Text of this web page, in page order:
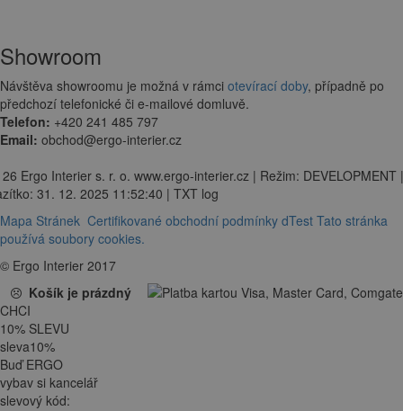
Showroom
Návštěva showroomu je možná v rámci otevírací doby, případně po
předchozí telefonické či e-mailové domluvě.
Telefon: +420 241 485 797
Email: obchod@ergo-interier.cz
Ergo Interier s. r. o. www.ergo-interier.cz | Režim: DEVELOPMENT |
31. 12. 2025 11:52:40 | TXT log
Mapa Stránek Certifikované obchodní podmínky dTest Tato stránka
používá soubory cookies.
© Ergo Interier 2017
Košík je prázdný
CHCI
10% SLEVU
sleva10%
Buď ERGO
vybav si kancelář
slevový kód: